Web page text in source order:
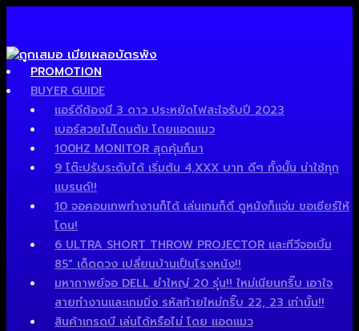
PROMOTION
BUYER GUIDE
แอร์ดีต้องมี 3 ดาว ประหยัดไฟสะใจรับปี 2023
เบอร์สวยไม่โดนต้ม โดยแอดแมว
100HZ MONITOR สุดคุ้มก็มา
9 โต๊ะปรับระดับได้ เริ่มต้น 4,XXX บาท ดีๆ ทั้งนั้น น่าใช้ทุก
แบรนด์!!
10 จอคอมเทพทำงานก็ได้ เล่นเกมก็ดี ดูหนังก็แจ่ม ขอเชียร์ให้
โดน!
6 ULTRA SHORT THROW PROJECTOR และทีวีจอเบิ้ม
85″ เด็ดดวง เปลี่ยนบ้านเป็นโรงหนัง!!
มหากาพย์จอ DELL ยำใหญ่ 20 รุ่น!! ใหม่เนียนกริ๊บ เอาใจ
สายทำงานและเกมมิ่ง รหัสท้ายใหม่กริ๊บ 22, 23 เท่านั้น!!
สินค้าเกรดบี เล่นได้หรือไม่ โดย แอดแมว